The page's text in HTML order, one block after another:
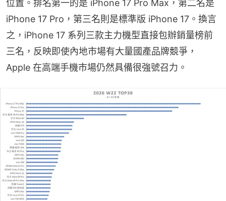
位置。排名第一的是 iPhone 17 Pro Max，第二名是
iPhone 17 Pro，第三名則是標準版 iPhone 17。換言
之，iPhone 17 系列三款主力機型直接包辦銷量榜前
三名，反映即使內地市場有大量國產品牌競爭，
Apple 在高端手機市場仍然具備很強號召力。